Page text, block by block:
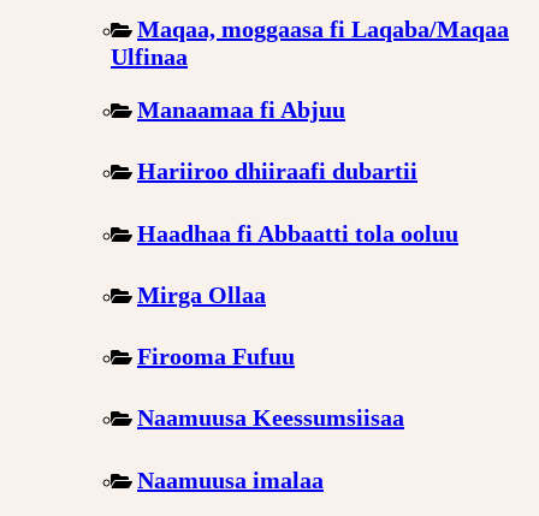
Maqaa, moggaasa fi Laqaba/Maqaa
Ulfinaa
Manaamaa fi Abjuu
Hariiroo dhiiraafi dubartii
Haadhaa fi Abbaatti tola ooluu
Mirga Ollaa
Firooma Fufuu
Naamuusa Keessumsiisaa
Naamuusa imalaa